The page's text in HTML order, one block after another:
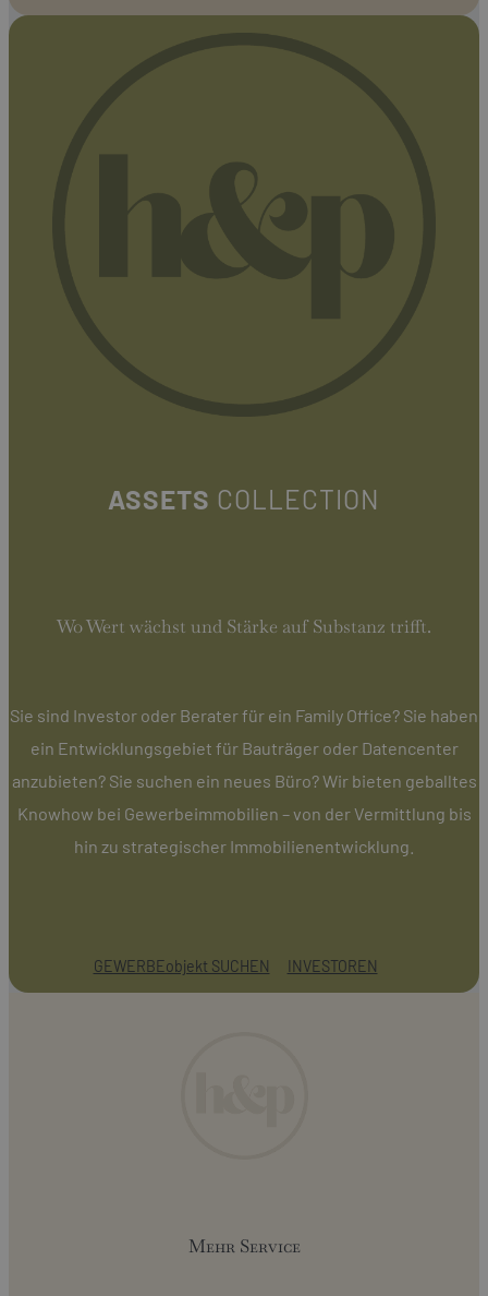
ASSETS COLLECTION
Wo Wert wächst und Stärke auf Substanz trifft.
Sie sind Investor oder Berater für ein Family Office? Sie haben
ein Entwicklungsgebiet für Bauträger oder Datencenter
anzubieten? Sie suchen ein neues Büro? Wir bieten geballtes
Knowhow bei Gewerbeimmobilien – von der Vermittlung bis
hin zu strategischer Immobilienentwicklung.
GEWERBEobjekt SUCHEN INVESTOREN
Mehr Service